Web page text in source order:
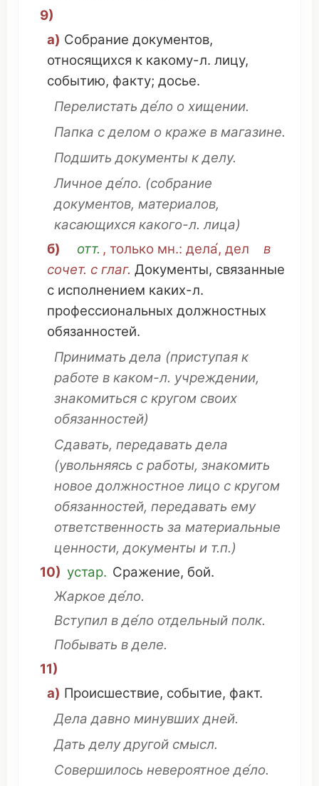
9)
а) Собрание документов,
относящихся к какому-л. лицу,
событию, факту; досье.
Перелистать де́ло о хищении.
Папка с делом о краже в магазине.
Подшить документы к делу.
Личное де́ло. (собрание
документов, материалов,
касающихся какого-л. лица)
б)
отт. , только мн.: дела́, дел
в
сочет. с глаг. Документы, связанные
с исполнением каких-л.
профессиональных должностных
обязанностей.
Принимать дела (приступая к
работе в каком-л. учреждении,
знакомиться с кругом своих
обязанностей)
Сдавать, передавать дела
(увольняясь с работы, знакомить
новое должностноелицо с кругом
обязанностей, передавать ему
ответственность за материальные
ценности,документы и т.п.)
10) устар. Сражение, бой.
Жаркое де́ло.
Вступил в де́ло отдельный полк.
Побывать в деле.
11)
а) Происшествие, событие, факт.
Деладавно минувших дней.
Дать делу другой смысл.
Совершилось невероятное де́ло.